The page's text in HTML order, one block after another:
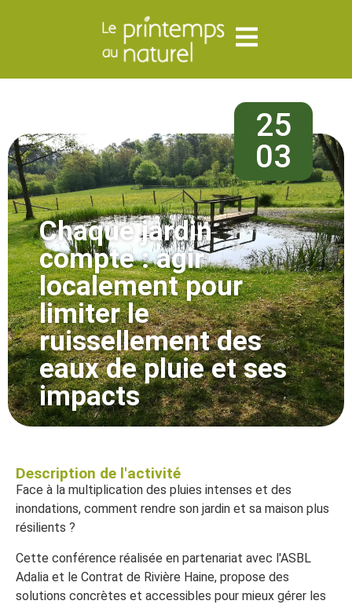
25
03
Chaque jardin
compte : agir
localement pour
limiter le
ruissellement des
eaux de pluie et ses
impacts
Description de l'activité
Face à la multiplication des pluies intenses et des
inondations, comment rendre son jardin et sa maison plus
résilients ?
Cette conférence réalisée en partenariat avec l'ASBL
Adalia et le Contrat de Rivière Haine, propose des
solutions concrètes et accessibles pour mieux gérer les